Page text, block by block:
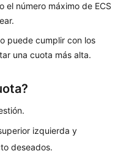
el número máximo de ECS
puede cumplir con los
una cuota más alta.
izquierda y
deseados.